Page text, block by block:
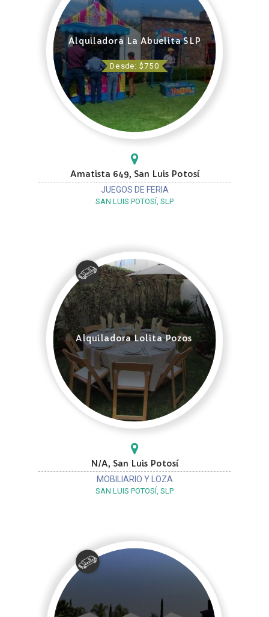
Alquiladora La Abuelita SLP
Desde: $750
Amatista 649, San Luis Potosí
JUEGOS DE FERIA
SAN LUIS POTOSÍ, SLP
Alquiladora Lolita Pozos
N/A, San Luis Potosí
MOBILIARIO Y LOZA
SAN LUIS POTOSÍ, SLP